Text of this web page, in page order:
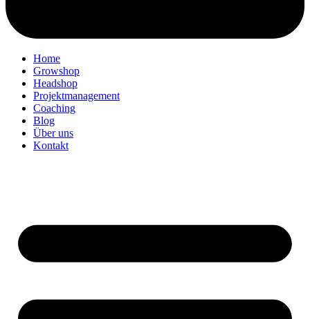
Home
Growshop
Headshop
Projektmanagement
Coaching
Blog
Über uns
Kontakt